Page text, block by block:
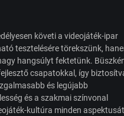
követi a videojáték-ipar
tesztelésére törekszünk,
hangsúlyt fektetünk.
csapatokkal, így
és legújabb
és a szakmai színvonal
kultúra minden aspektusát